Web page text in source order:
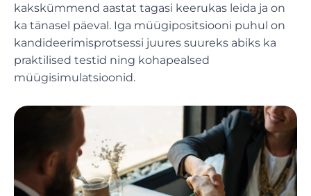
kakskümmend aastat tagasi keerukas leida ja on
ka tänasel päeval. Iga müügipositsiooni puhul on
kandideerimisprotsessi juures suureks abiks ka
praktilised testid ning kohapealsed
müügisimulatsioonid.